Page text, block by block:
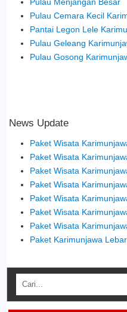
Pulau Cemara Kecil
Pantai Legon Lele
Pulau Geleang
Pulau Gosong
News Update
Paket Wisata
Paket Wisata
Paket Wisata
Paket Wisata
Paket Wisata
Paket Wisata
Paket Wisata
Paket Karimunjawa